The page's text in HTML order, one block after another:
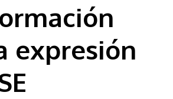
expresión